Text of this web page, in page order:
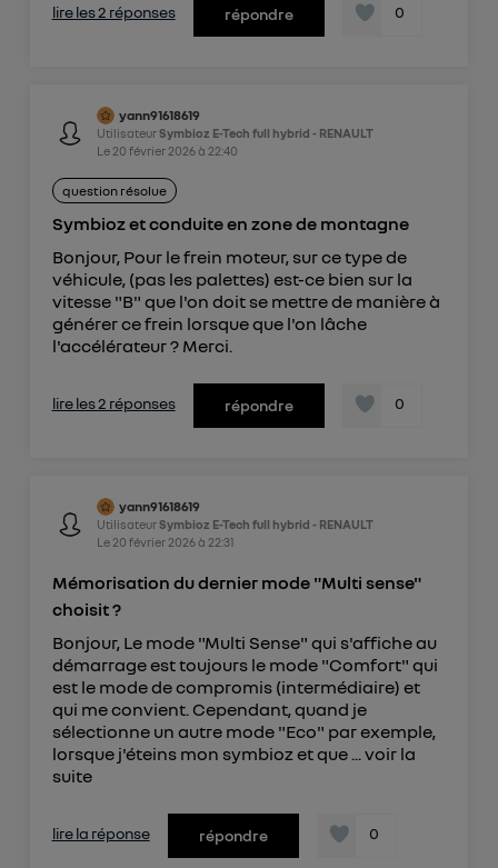
lire les 2 réponses répondre 0
yann91618619
UtilisateurSymbioz E-Tech full hybrid - RENAULT
Le 20 février 2026à 22:40
question résolue
Symbioz et conduite en zone de montagne
Bonjour, Pour le frein moteur, sur ce type de
véhicule, (pas les palettes) est-ce bien sur la
vitesse "B" que l'on doit se mettre de manière à
générer ce frein lorsque que l'on lâche
l'accélérateur ? Merci.
lire les 2 réponses répondre 0
yann91618619
UtilisateurSymbioz E-Tech full hybrid - RENAULT
Le 20 février 2026à 22:31
Mémorisation du dernier mode "Multi sense"
choisit ?
Bonjour, Le mode "Multi Sense" qui s'affiche au
démarrage est toujours le mode "Comfort" qui
est le mode de compromis (intermédiaire) et
qui me convient. Cependant, quand je
sélectionne un autre mode "Eco" par exemple,
lorsque j'éteins mon symbioz et que ... voir la
suite
lire la réponse répondre 0